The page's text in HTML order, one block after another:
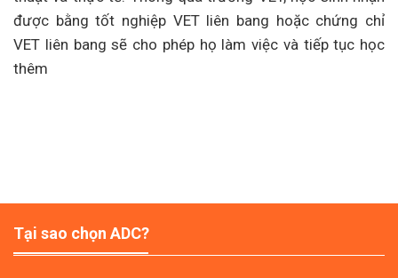
được bằng tốt nghiệp VET liên bang hoặc chứng chỉ
VET liên bang sẽ cho phép họ làm việc và tiếp tục học
thêm
Tại sao chọn ADC?